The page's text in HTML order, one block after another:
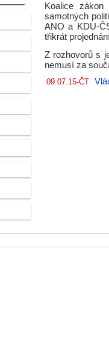
Koalice
samotných
ANO a KDU-
třikrát
Z rozhovorů s
nemusí za
09.07.15-ČT